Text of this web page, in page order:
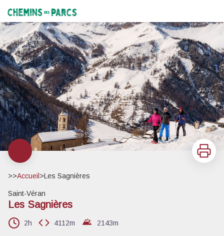
Chemins des Parcs
Imprimer
>>Accueil >Les Sagnières
Saint-Véran
Les Sagnières
2h 4112m 2143m